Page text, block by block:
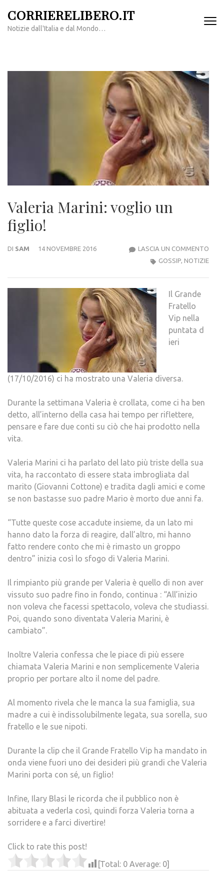
contenuto
CORRIERELIBERO.IT
Notizie dall'Italia e dal Mondo…
Valeria Marini: voglio un
figlio!
DI SAM 14 NOVEMBRE 2016 LASCIA UN COMMENTO
GOSSIP NOTIZIE
Il Grande
Fratello
Vip nella
puntata d
ieri
(17/10/2016) ci ha mostrato una Valeria diversa.
Durante la settimana Valeria è crollata, come ci ha ben
detto, all’interno della casa hai tempo per riflettere,
pensare e fare due conti su ciò che hai prodotto nella
vita.
Valeria Marini ci ha parlato del lato più triste della sua
vita, ha raccontato di essere stata imbrogliata dal
marito (Giovanni Cottone) e tradita dagli amici e come
se non bastasse suo padre Mario è morto due anni fa.
“Tutte queste cose accadute insieme, da un lato mi
hanno dato la forza di reagire, dall’altro, mi hanno
fatto rendere conto che mi è rimasto un groppo
dentro” inizia così lo sfogo di Valeria Marini.
Il rimpianto più grande per Valeria è quello di non aver
vissuto suo padre fino in fondo, continua : “All’inizio
non voleva che facessi spettacolo, voleva che studiassi.
Poi, quando sono diventata Valeria Marini, è
cambiato”.
Inoltre Valeria confessa che le piace di più essere
chiamata Valeria Marini e non semplicemente Valeria
proprio per portare alto il nome del padre.
Al momento rivela che le manca la sua famiglia, sua
madre a cui è indissolubilmente legata, sua sorella, suo
fratello e le sue nipoti.
Durante la clip che il Grande Fratello Vip ha mandato in
onda viene fuori uno dei desideri più grandi che Valeria
Marini porta con sé, un figlio!
Infine, Ilary Blasi le ricorda che il pubblico non è
abituata a vederla così, quindi forza Valeria torna a
sorridere e a farci divertire!
Click to rate this post!
[Total: 0 Average: 0]